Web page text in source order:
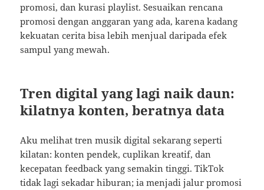
promosi, dan kurasi playlist. Sesuaikan rencana
promosi dengan anggaran yang ada, karena kadang
kekuatan cerita bisa lebih menjual daripada efek
sampul yang mewah.
Tren digital yang lagi naik daun:
kilatnya konten, beratnya data
Aku melihat tren musik digital sekarang seperti
kilatan: konten pendek, cuplikan kreatif, dan
kecepatan feedback yang semakin tinggi. TikTok
tidak lagi sekadar hiburan; ia menjadi jalur promosi